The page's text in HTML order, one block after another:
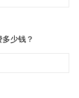
少钱？